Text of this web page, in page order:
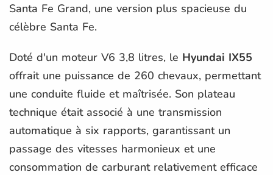
Santa Fe Grand, une version plus spacieuse du
célèbre Santa Fe.
Doté d'un moteur V6 3,8 litres, le Hyundai IX55
offrait une puissance de 260 chevaux, permettant
une conduite fluide et maîtrisée. Son plateau
technique était associé à une transmission
automatique à six rapports, garantissant un
passage des vitesses harmonieux et une
consommation de carburant relativement efficace